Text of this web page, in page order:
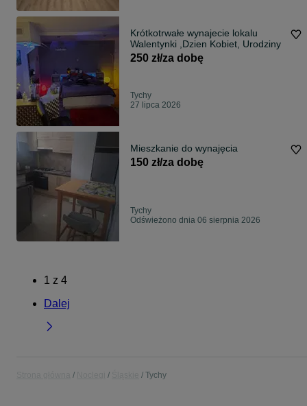
Krótkotrwałe wynajecie lokalu
Walentynki ,Dzien Kobiet, Urodziny
250 zł/za dobę
Tychy
27 lipca 2026
Mieszkanie do wynajęcia
150 zł/za dobę
Tychy
Odświeżono dnia 06 sierpnia 2026
1 z 4
Dalej
Tychy